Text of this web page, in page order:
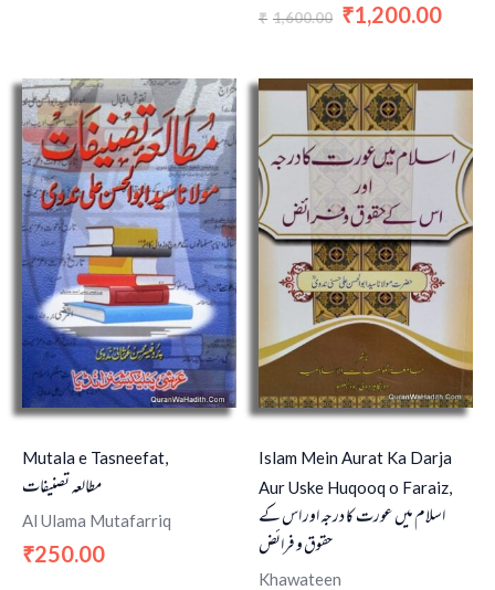
₹ 1,600.00 ₹1,200.00
Mutala e Tasneefat,
مطالعہ تصنیفات
Al Ulama Mutafarriq
₹250.00
Islam Mein Aurat Ka Darja
Aur Uske Huqooq o Faraiz,
اسلام میں عورت کا درجہ اور اس کے
حقوق و فرائض
Khawateen